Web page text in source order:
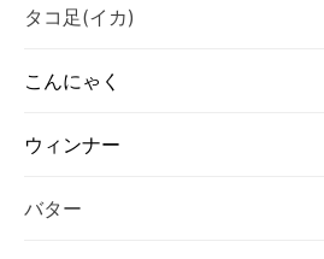
タコ足(イカ)
こんにゃく
ウィンナー
バター